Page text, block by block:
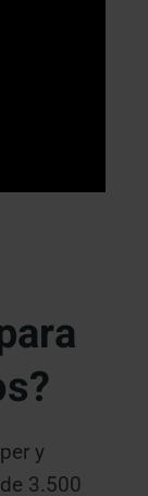
y
3.500